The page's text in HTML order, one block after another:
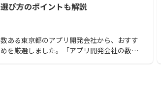
選び方のポイントも解説
数ある東京都のアプリ開発会社から、おすす
めを厳選しました。「アプリ開発会社の数が